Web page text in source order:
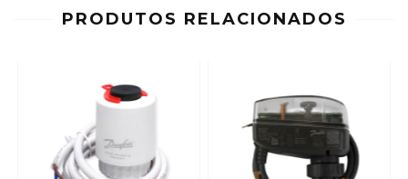
PRODUTOS RELACIONADOS